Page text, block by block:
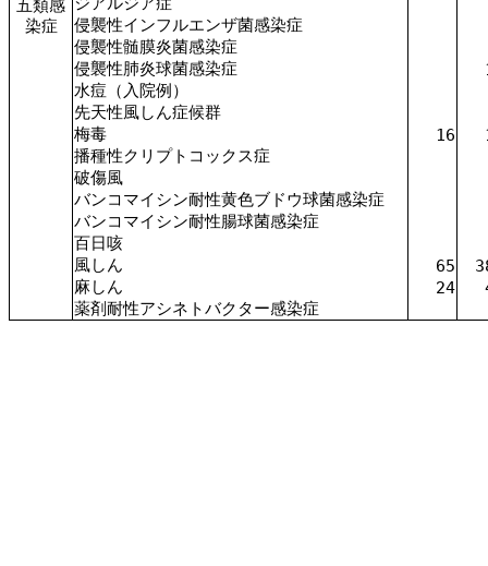
五類感
染症
侵襲性インフルエンザ菌感染症
侵襲性髄膜炎菌感染症
侵襲性肺炎球菌感染症
水痘（入院例）
先天性風しん症候群
梅毒
16
播種性クリプトコックス症
破傷風
バンコマイシン耐性黄色ブドウ球菌感染症
バンコマイシン耐性腸球菌感染症
百日咳
風しん
65
麻しん
24
薬剤耐性アシネトバクター感染症